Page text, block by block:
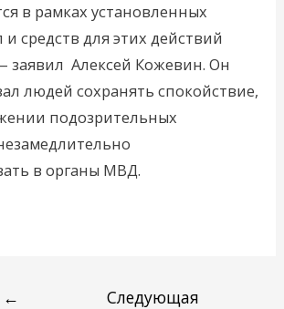
в рамках установленных
и средств для этих действий
заявил Алексей Кожевин. Он
людей сохранять спокойствие,
подозрительных
в органы МВД.
←
Следующая